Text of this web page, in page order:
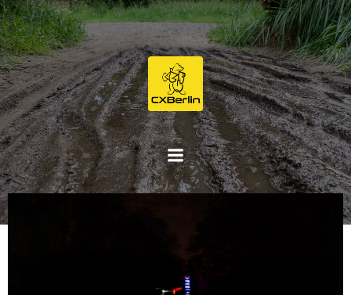
Zum
Inhalt
springen